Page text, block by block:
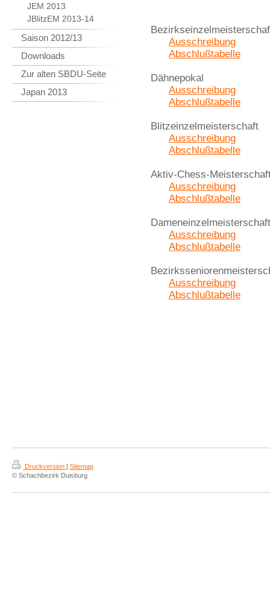
JEM 2013
JBlitzEM 2013-14
Saison 2012/13
Downloads
Zur alten SBDU-Seite
Japan 2013
Ausschreibung
Abschlußtabelle
Dähnepokal
Ausschreibung
Abschlußtabelle
Blitzeinzelmeisterschaft
Ausschreibung
Abschlußtabelle
Aktiv-Chess-
Ausschreibung
Abschlußtabelle
Dameneinzelmeisterschaft
Ausschreibung
Abschlußtabelle
Ausschreibung
Abschlußtabelle
Druckversion | Sitemap
© Schachbezirk Duisburg